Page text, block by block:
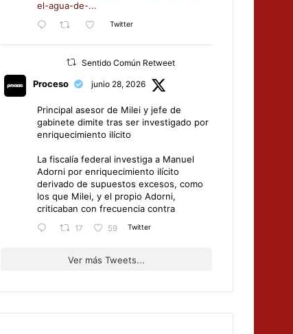
el-agua-de-...
Twitter
Sentido Común Retweet
Proceso junio 28, 2026
Principal asesor de Milei y jefe de
gabinete dimite tras ser investigado por
enriquecimiento ilícito
La fiscalía federal investiga a Manuel
Adorni por enriquecimiento ilícito
derivado de supuestos excesos, como
los que Milei, y el propio Adorni,
criticaban con frecuencia contra
17 59 Twitter
Ver más Tweets...